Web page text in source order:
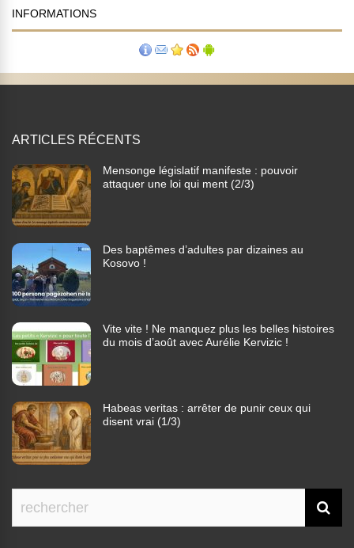
INFORMATIONS
ARTICLES RÉCENTS
Mensonge législatif manifeste : pouvoir
attaquer une loi qui ment (2/3)
Des baptêmes d’adultes par dizaines au
Kosovo !
Vite vite ! Ne manquez plus les belles histoires
du mois d’août avec Aurélie Kervizic !
Habeas veritas : arrêter de punir ceux qui
disent vrai (1/3)